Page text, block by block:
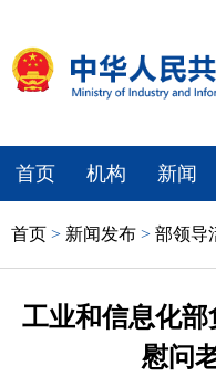
首页 机构 新闻
首页 > 新闻发布 > 部领导
工业和信息化
慰问